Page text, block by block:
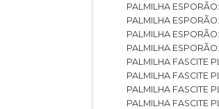
PALMILHA
PALMILHA
PALMILHA
PALMILHA
PALMILHA FASCITE
PALMILHA FASCITE
PALMILHA FASCITE
PALMILHA FASCITE